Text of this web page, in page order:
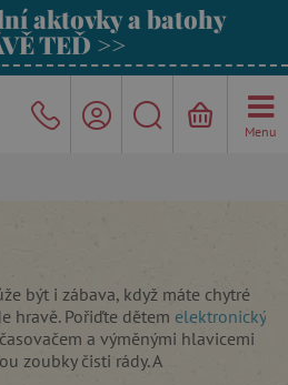
aktovky a batohy
TEĎ >>
Menu
být i zábava, když máte chytré
hravě. Pořiďte dětem elektronický
a výměnými hlavicemi
zoubky čisti rády. A